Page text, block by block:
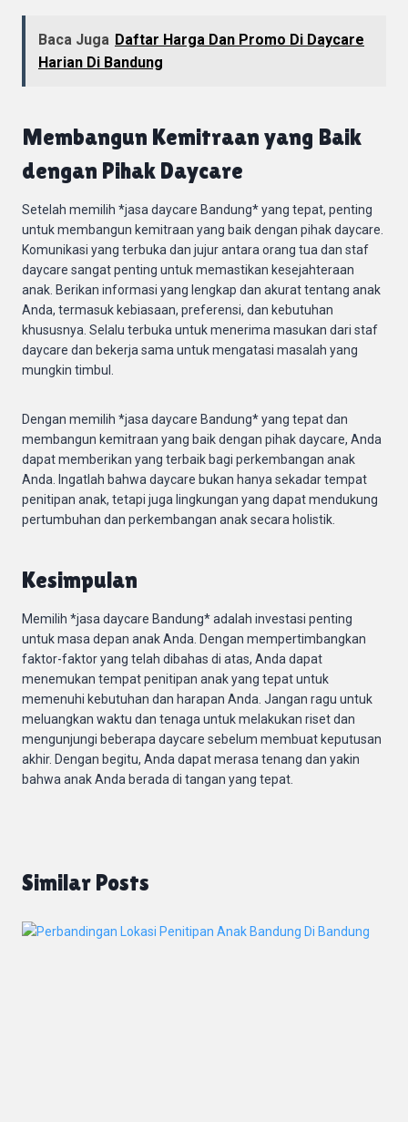
Baca Juga Daftar Harga Dan Promo Di Daycare
Harian Di Bandung
Membangun Kemitraan yang Baik
dengan Pihak Daycare
Setelah memilih *jasa daycare Bandung* yang tepat, penting
untuk membangun kemitraan yang baik dengan pihak daycare.
Komunikasi yang terbuka dan jujur antara orang tua dan staf
daycare sangat penting untuk memastikan kesejahteraan
anak. Berikan informasi yang lengkap dan akurat tentang anak
Anda, termasuk kebiasaan, preferensi, dan kebutuhan
khususnya. Selalu terbuka untuk menerima masukan dari staf
daycare dan bekerja sama untuk mengatasi masalah yang
mungkin timbul.
Dengan memilih *jasa daycare Bandung* yang tepat dan
membangun kemitraan yang baik dengan pihak daycare, Anda
dapat memberikan yang terbaik bagi perkembangan anak
Anda. Ingatlah bahwa daycare bukan hanya sekadar tempat
penitipan anak, tetapi juga lingkungan yang dapat mendukung
pertumbuhan dan perkembangan anak secara holistik.
Kesimpulan
Memilih *jasa daycare Bandung* adalah investasi penting
untuk masa depan anak Anda. Dengan mempertimbangkan
faktor-faktor yang telah dibahas di atas, Anda dapat
menemukan tempat penitipan anak yang tepat untuk
memenuhi kebutuhan dan harapan Anda. Jangan ragu untuk
meluangkan waktu dan tenaga untuk melakukan riset dan
mengunjungi beberapa daycare sebelum membuat keputusan
akhir. Dengan begitu, Anda dapat merasa tenang dan yakin
bahwa anak Anda berada di tangan yang tepat.
Similar Posts